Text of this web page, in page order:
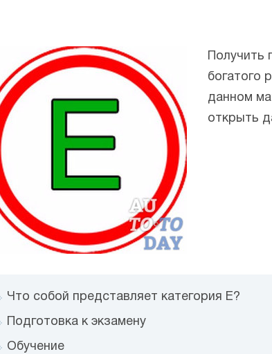
Получить
богатого
данном
открыть
Что собой представляет категория E?
Подготовка к экзамену
Обучение